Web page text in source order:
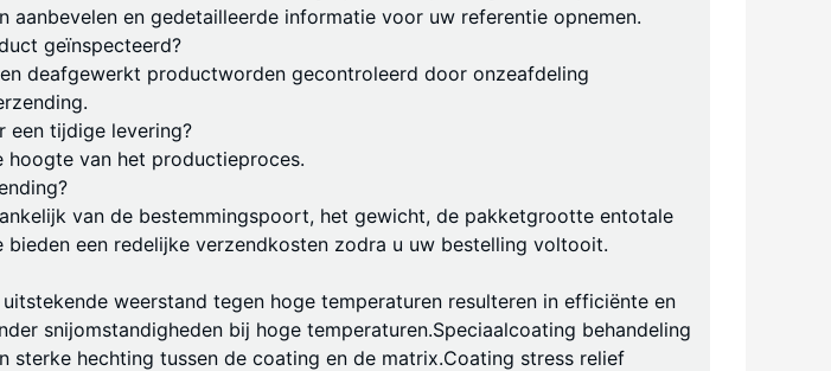
aanbevelen en gedetailleerde informatie voor uw referentie opnemen.
geïnspecteerd?
deafgewerkt productworden gecontroleerd door onzeafdeling
een tijdige levering?
hoogte van het productieproces.
van de bestemmingspoort, het gewicht, de pakketgrootte entotale
bieden een redelijke verzendkosten zodra u uw bestelling voltooit.
weerstand tegen hoge temperaturen resulteren in efficiënte en
snijomstandigheden bij hoge temperaturen.Speciaalcoating behandeling
sterke hechting tussen de coating en de matrix.Coating stress relief